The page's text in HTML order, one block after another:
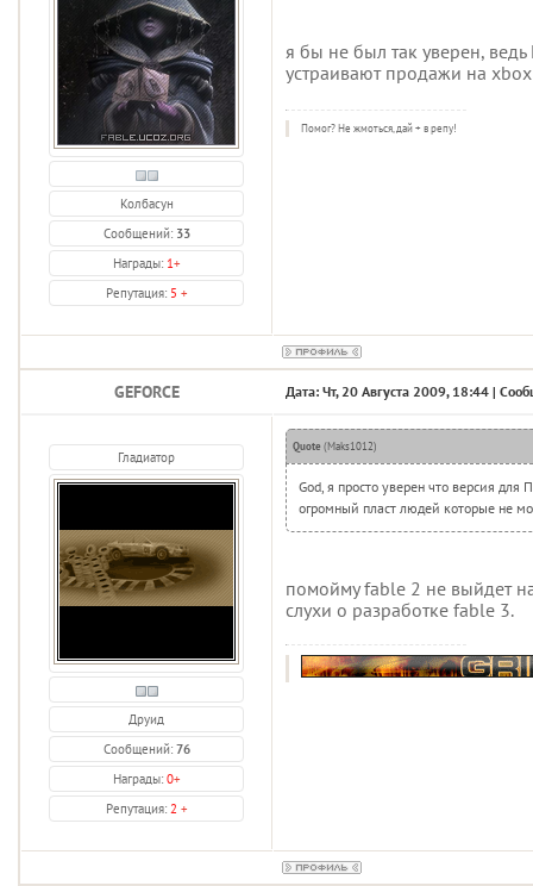
Колбасун
Сообщений: 33
Награды: 1+
Репутация: 5 +
я бы не был так уверен,
устраивают продажи на
Помог? Не жмоться, дай + в репу!
GEFORCE Дата: Чт, 20 Августа 2009, 18:44 |
Гладиатор
Друид
Сообщений: 76
Награды: 0+
Репутация: 2 +
Quote (Maks1012)
God, я просто уверен что версия для
огромный пласт людей которые не
помойму fable 2 не выйдет
слухи о разработке fable 3.